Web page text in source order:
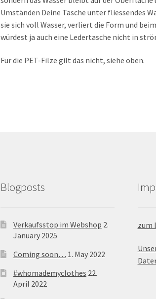
Umständen Deine Tasche unter fliessendes
sie sich voll Wasser, verliert die Form und
würdest ja auch eine Ledertasche nicht in
Für die PET-Filze gilt das nicht, siehe oben.
Blogposts
Verkaufsstop im Webshop 2.
January 2025
Coming soon… 1. May 2022
#whomademyclothes 22.
April 2022
zum